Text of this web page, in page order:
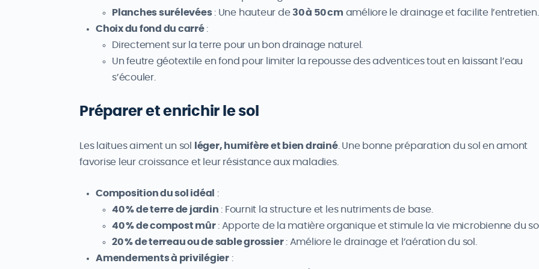
Planches surélevées: Une hauteur de30 à 50 cm améliore le drainage et facilite l’entretien.
Choix du fond du carré:
Directement sur la terre pour un bon drainage naturel.
Un feutre géotextile en fond pour limiter la repousse des adventices tout en laissant l’eau
s’écouler.
Préparer et enrichir le sol
Les laitues aiment un sol léger, humifère et bien drainé. Une bonne préparation du sol en amont
favorise leur croissance et leur résistance aux maladies.
Composition du sol idéal :
40 % de terre de jardin : Fournit la structure et les nutriments de base.
40 % de compost mûr: Apporte de la matière organique et stimule la vie microbienne du
20 % de terreau ou de sable grossier: Améliore le drainage et l’aération du sol.
Amendements à privilégier :